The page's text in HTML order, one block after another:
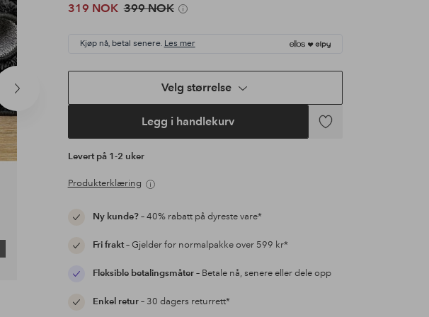
Neste
produkt
319 NOK 399 NOK
Kjøp nå, betal senere. Les mer
Velg størrelse
Legg i handlekurv
Legg
Levert på 1-2 uker
Produkterklæring
Ny kunde?– 40% rabatt på dyreste vare*
Fri frakt– Gjelder for normalpakke over 599 kr*
Fleksible betalingsmåter– Betale nå, senere eller dele opp
Enkel retur– 30 dagers returrett*